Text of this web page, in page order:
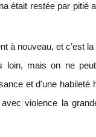
était restée par pitié
à nouveau, et c’est
loin, mais on ne
et d'une
violence la